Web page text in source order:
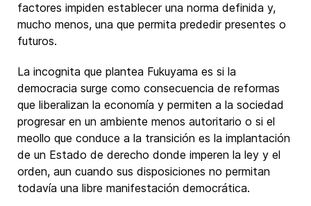
factores impiden establecer una norma definida y,
mucho menos, una que permita prededir presentes o
futuros.
La incognita que plantea Fukuyama es si la
democracia surge como consecuencia de reformas
que liberalizan la economía y permiten a la sociedad
progresar en un ambiente menos autoritario o si el
meollo que conduce a la transición es la implantación
de un Estado de derecho donde imperen la ley y el
orden, aun cuando sus disposiciones no permitan
todavía una libre manifestación democrática.